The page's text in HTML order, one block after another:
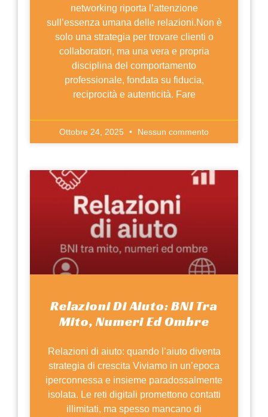
networking riporta l’attenzione
sull’essenza umana delle relazioni.Non è
solo una strategia per trovare clienti o
collaboratori, ma una vera e propria
disciplina del comportamento
professionale, fondata su fiducia,
reciprocità e autenticità. Fare
Ottobre 24, 2025 Nessun commento
Relazioni Di Aiuto: BNI Tra
Mito, Numeri Ed Ombre
Relazioni di aiuto: quando l’aiuto diventa
strategia di crescita Viviamo in un’epoca
iperconnessa e insieme paradossalmente
isolata. Le reti digitali promettono contatti
illimitati, ma spesso mancano di